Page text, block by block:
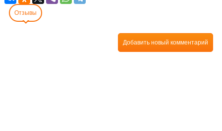
Отзывы
Добавить новый комментарий